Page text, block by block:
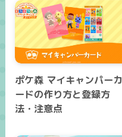
ポケ森 マイキャンパーカ
ードの作り方と登録方
法・注意点